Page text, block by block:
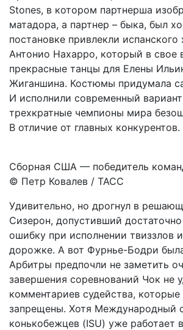
Stones, в котором партнерша
матадора, а партнер – быка, был
постановке привлекли испанского
Антонио Нахарро, который в свое
прекрасные танцы для Елены
Жиганшина. Костюмы придумала
И исполнили современный
трехкратные чемпионы мира
В отличие от главных конкурентов.
Сборная США — победитель
© Петр Ковалев / ТАСС
Удивительно, но дрогнул в
Сизерон, допустивший
ошибку при исполнении твиззлов
дорожке. А вот Фурнье-­Бодри
Арбитры предпочли не заметить
завершения соревнований Чок не
комментариев судейства,
запрещены. Хотя Международный
конькобежцев (ISU) уже работает